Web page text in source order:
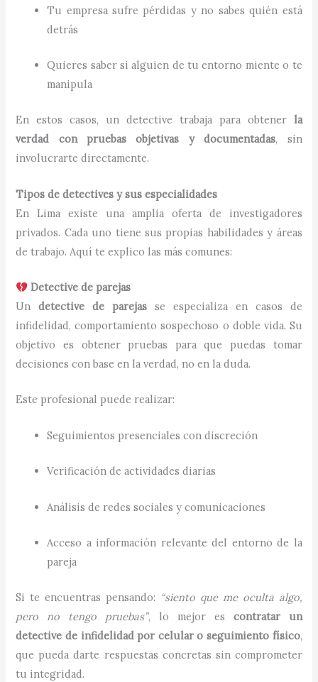
Tu empresa sufre pérdidas y no sabes quién está
detrás
Quieres saber si alguien de tu entorno miente o te
manipula
En estos casos, un detective trabaja para obtener la
verdad con pruebas objetivas y documentadas, sin
involucrarte directamente.
Tipos de detectives y sus especialidades
En Lima existe una amplia oferta de investigadores
privados. Cada uno tiene sus propias habilidades y áreas
de trabajo. Aquí te explico las más comunes:
Detective de parejas
Undetective de parejas se especializa en casos de
infidelidad, comportamiento sospechoso o doble vida. Su
objetivo es obtener pruebas para que puedas tomar
decisiones con base en la verdad, no en la duda.
Este profesional puede realizar:
Seguimientos presenciales con discreción
Verificación de actividades diarias
Análisis de redes sociales y comunicaciones
Acceso a información relevante del entorno de la
pareja
Si te encuentras pensando: “siento que me oculta algo,
pero no tengo pruebas”, lo mejor es contratar un
detective de infidelidad por celular o seguimiento físico,
que pueda darte respuestas concretas sin comprometer
tu integridad.